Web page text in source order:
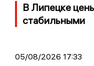
В Липецке
стабильными
05/08/2026 17:33